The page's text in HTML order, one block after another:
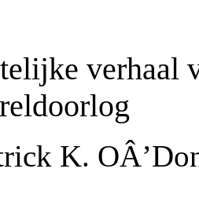
verhaal
K.